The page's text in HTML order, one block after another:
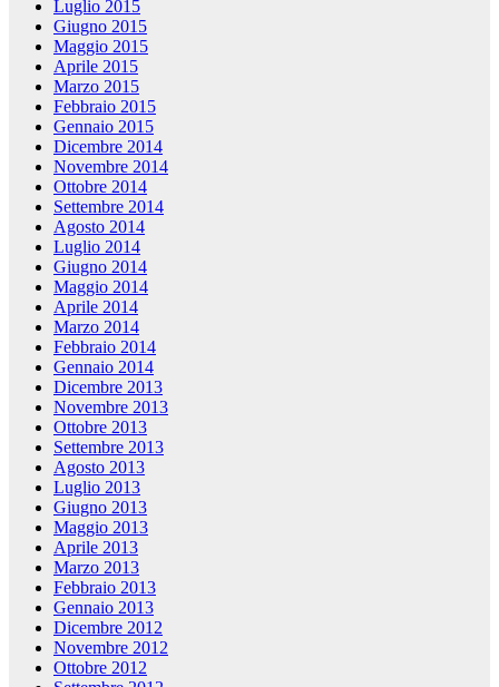
Luglio 2015
Giugno 2015
Maggio 2015
Aprile 2015
Marzo 2015
Febbraio 2015
Gennaio 2015
Dicembre 2014
Novembre 2014
Ottobre 2014
Settembre 2014
Agosto 2014
Luglio 2014
Giugno 2014
Maggio 2014
Aprile 2014
Marzo 2014
Febbraio 2014
Gennaio 2014
Dicembre 2013
Novembre 2013
Ottobre 2013
Settembre 2013
Agosto 2013
Luglio 2013
Giugno 2013
Maggio 2013
Aprile 2013
Marzo 2013
Febbraio 2013
Gennaio 2013
Dicembre 2012
Novembre 2012
Ottobre 2012